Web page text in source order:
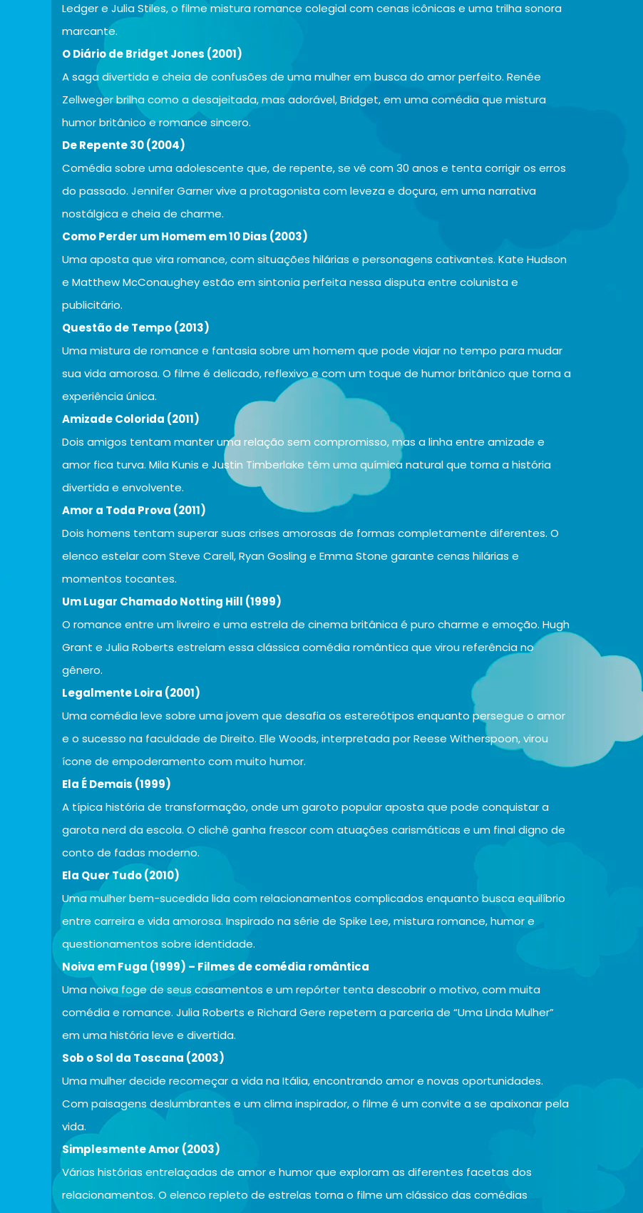
Ledger e Julia Stiles, o filme mistura romance colegial com cenas icônicas e uma trilha sonora
marcante.
O Diário de Bridget Jones (2001)
A saga divertida e cheia de confusões de uma mulher em busca do amor perfeito. Renée
Zellweger brilha como a desajeitada, mas adorável, Bridget, em uma comédia que mistura
humor britânico e romance sincero.
De Repente 30 (2004)
Comédia sobre uma adolescente que, de repente, se vê com 30 anos e tenta corrigir os erros
do passado. Jennifer Garner vive a protagonista com leveza e doçura, em uma narrativa
nostálgica e cheia de charme.
Como Perder um Homem em 10 Dias (2003)
Uma aposta que vira romance, com situações hilárias e personagens cativantes. Kate Hudson
e Matthew McConaughey estão em sintonia perfeita nessa disputa entre colunista e
publicitário.
Questão de Tempo (2013)
Uma mistura de romance e fantasia sobre um homem que pode viajar no tempo para mudar
sua vida amorosa. O filme é delicado, reflexivo e com um toque de humor britânico que torna a
experiência única.
Amizade Colorida (2011)
Dois amigos tentam manter uma relação sem compromisso, mas a linha entre amizade e
amor fica turva. Mila Kunis e Justin Timberlake têm uma química natural que torna a história
divertida e envolvente.
Amor a Toda Prova (2011)
Dois homens tentam superar suas crises amorosas de formas completamente diferentes. O
elenco estelar com Steve Carell, Ryan Gosling e Emma Stone garante cenas hilárias e
momentos tocantes.
Um Lugar Chamado Notting Hill (1999)
O romance entre um livreiro e uma estrela de cinema britânica é puro charme e emoção. Hugh
Grant e Julia Roberts estrelam essa clássica comédia romântica que virou referência no
gênero.
Legalmente Loira (2001)
Uma comédia leve sobre uma jovem que desafia os estereótipos enquanto persegue o amor
e o sucesso na faculdade de Direito. Elle Woods, interpretada por Reese Witherspoon, virou
ícone de empoderamento com muito humor.
Ela É Demais (1999)
A típica história de transformação, onde um garoto popular aposta que pode conquistar a
garota nerd da escola. O clichê ganha frescor com atuações carismáticas e um final digno de
conto de fadas moderno.
Ela Quer Tudo (2010)
Uma mulher bem-sucedida lida com relacionamentos complicados enquanto busca equilíbrio
entre carreira e vida amorosa. Inspirado na série de Spike Lee, mistura romance, humor e
questionamentos sobre identidade.
Noiva em Fuga (1999) – Filmes de comédia romântica
Uma noiva foge de seus casamentos e um repórter tenta descobrir o motivo, com muita
comédia e romance. Julia Roberts e Richard Gere repetem a parceria de “Uma Linda Mulher”
em uma história leve e divertida.
Sob o Sol da Toscana (2003)
Uma mulher decide recomeçar a vida na Itália, encontrando amor e novas oportunidades.
Com paisagens deslumbrantes e um clima inspirador, o filme é um convite a se apaixonar pela
vida.
Simplesmente Amor (2003)
Várias histórias entrelaçadas de amor e humor que exploram as diferentes facetas dos
relacionamentos. O elenco repleto de estrelas torna o filme um clássico das comédias